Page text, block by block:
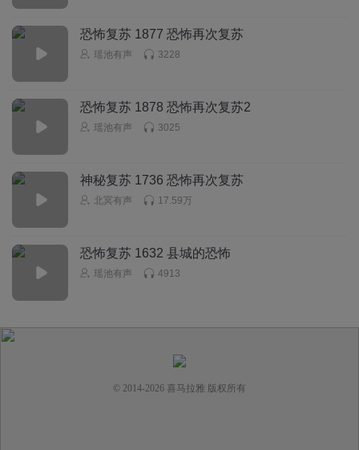
恐怖复苏 1877 恐怖再次复苏
瑶池有声 3228
恐怖复苏 1878 恐怖再次复苏2
瑶池有声 3025
神秘复苏 1736 恐怖再次复苏
北冥有声 17.59万
恐怖复苏 1632 县城的恐怖
瑶池有声 4913
© 2014-2026 喜马拉雅 版权所有